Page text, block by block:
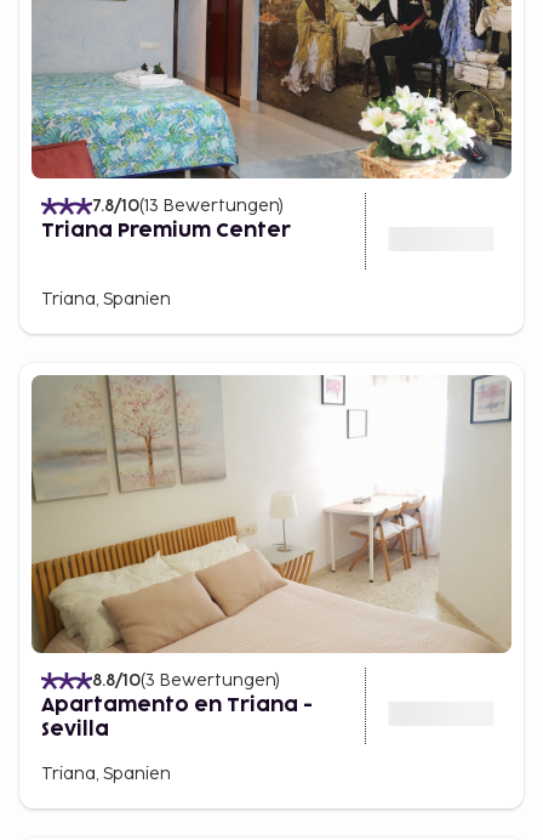
7.8/10(13 Bewertungen)
Triana Premium Center
Triana, Spanien
8.8/10(3 Bewertungen)
Apartamento en Triana -
Sevilla
Triana, Spanien